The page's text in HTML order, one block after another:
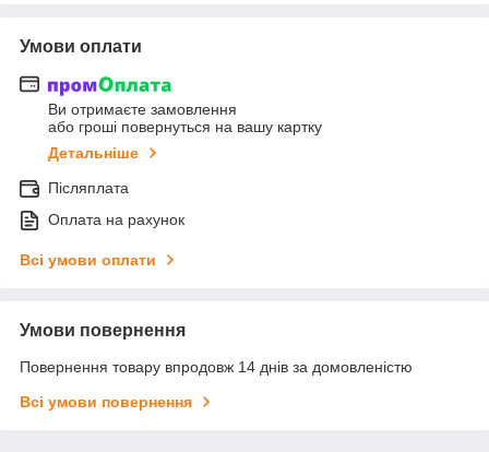
Умови оплати
Ви отримаєте замовлення
або гроші повернуться на вашу картку
Детальніше
Післяплата
Оплата на рахунок
Всі умови оплати
Умови повернення
Повернення товару впродовж 14 днів за домовленістю
Всі умови повернення